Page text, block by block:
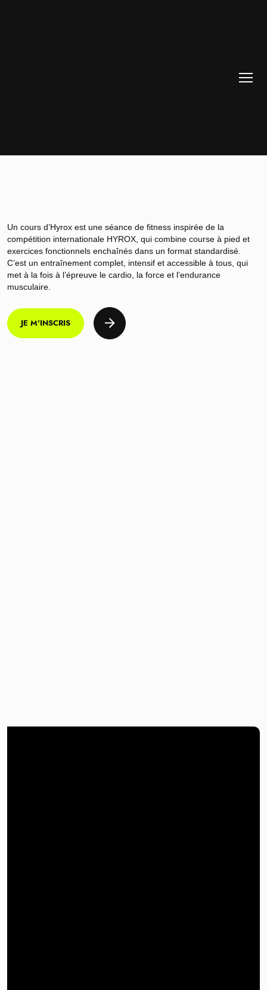
Un cours d’Hyrox est une séance de fitness inspirée de la
compétition internationale HYROX, qui combine course à pied et
exercices fonctionnels enchaînés dans un format standardisé.
C’est un entraînement complet, intensif et accessible à tous, qui
met à la fois à l’épreuve le cardio, la force et l’endurance
musculaire.
JE M'INSCRIS